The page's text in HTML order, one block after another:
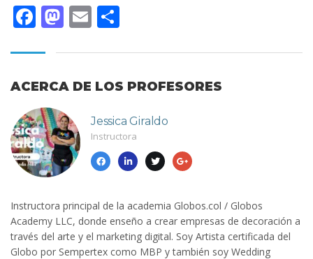
Facebook
Mastodon
Email
ACERCA DE LOS PROFESORES
Jessica Giraldo
Instructora
Instructora principal de la academia Globos.col / Globos
Academy LLC, donde enseño a crear empresas de decoración a
través del arte y el marketing digital. Soy Artista certificada del
Globo por Sempertex como MBP y también soy Wedding